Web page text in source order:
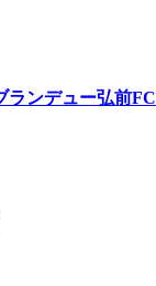
ランデュー弘前FC